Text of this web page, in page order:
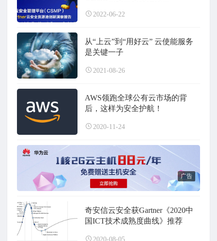
2022-06-22
从“上云”到“用好云” 云使能服务
是关键一子
2021-08-26
AWS领跑全球公有云市场的背
后，这样为安全护航！
2020-11-24
广告
奇安信云安全获Gartner《2020中
国ICT技术成熟度曲线》推荐
2020-08-05